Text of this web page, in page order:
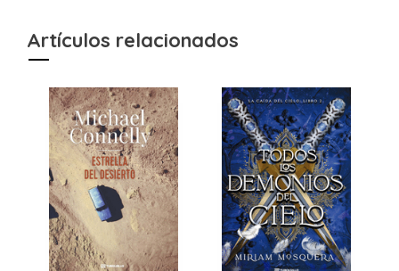
Artículos relacionados